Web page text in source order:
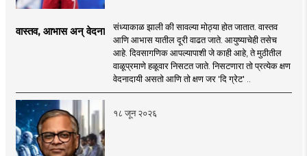
वास्तव, आभास अन् वेदना
संध्याकाळ झाली की सावल्या मोठ्या होत जातात. वास्तव
आणि आभास यातील दूरी वाढत जाते. आयुष्याचेही तसेच
आहे. दिवसागणिक आपल्यापाशी जे काही आहे, ते मुठीतील
वाळूप्रमाणे हळूवार निसटत जाते. निसटणारा तो प्रत्येक क्षण
वेदनादायी असतो आणि तो क्षण जर 'दि ग्रेट' ..
१८ जून २०२६